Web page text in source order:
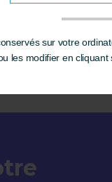
sur votre
les modifier en